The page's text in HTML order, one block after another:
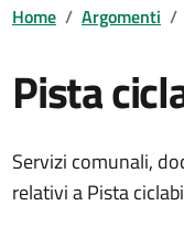
Home / Argomenti /
Pista
Dettagli
Servizi comunali,
relativi a Pista